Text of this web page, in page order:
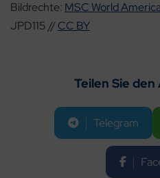
Bildrechte: MSC World
JPD115 //CC BY
Teilen Sie
Telegram